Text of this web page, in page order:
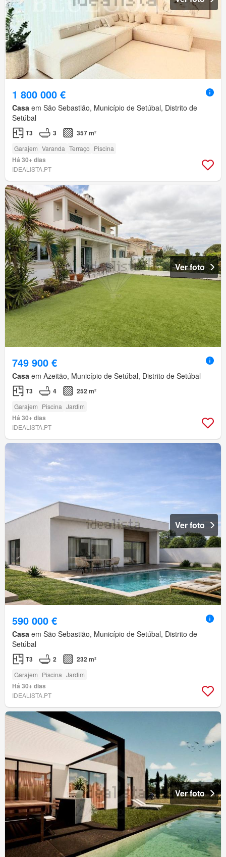
1 800 000 €
Casa em São Sebastião, Município de Setúbal, Distrito de
Setúbal
T3 3 357 m²
Garajem Varanda Terraço Piscina
Há 30+ dias
IDEALISTA.PT
Ver foto
749 900 €
Casa em Azeitão, Município de Setúbal, Distrito de Setúbal
T3 4 252 m²
Garajem Piscina Jardim
Há 30+ dias
IDEALISTA.PT
Ver foto
590 000 €
Casa em São Sebastião, Município de Setúbal, Distrito de
Setúbal
T3 2 232 m²
Garajem Piscina Jardim
Há 30+ dias
IDEALISTA.PT
Ver foto